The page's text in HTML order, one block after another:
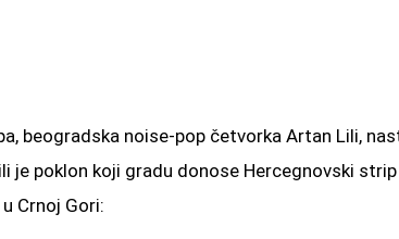
beogradska noise-pop četvorka Artan Lili,
je poklon koji gradu donose Hercegnovski
Crnoj Gori: